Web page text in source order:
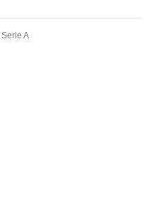
Serie A